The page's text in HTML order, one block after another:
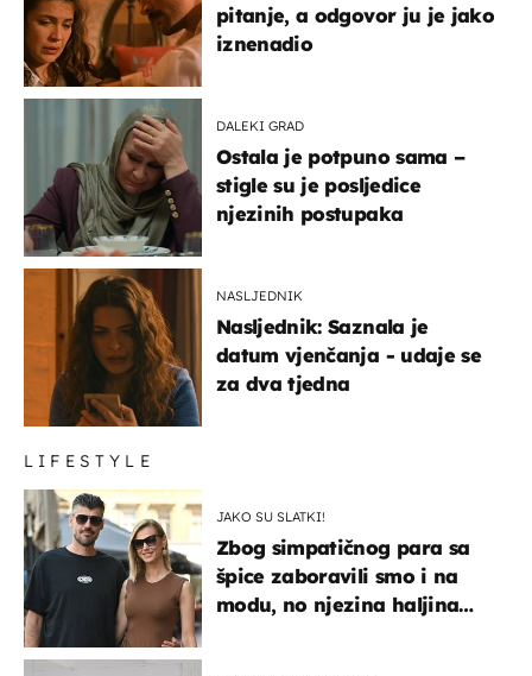
pitanje, a odgovor ju je jako
iznenadio
DALEKI GRAD
Ostala je potpuno sama –
stigle su je posljedice
njezinih postupaka
NASLJEDNIK
Nasljednik: Saznala je
datum vjenčanja - udaje se
za dva tjedna
LIFESTYLE
JAKO SU SLATKI!
Zbog simpatičnog para sa
špice zaboravili smo i na
modu, no njezina haljina